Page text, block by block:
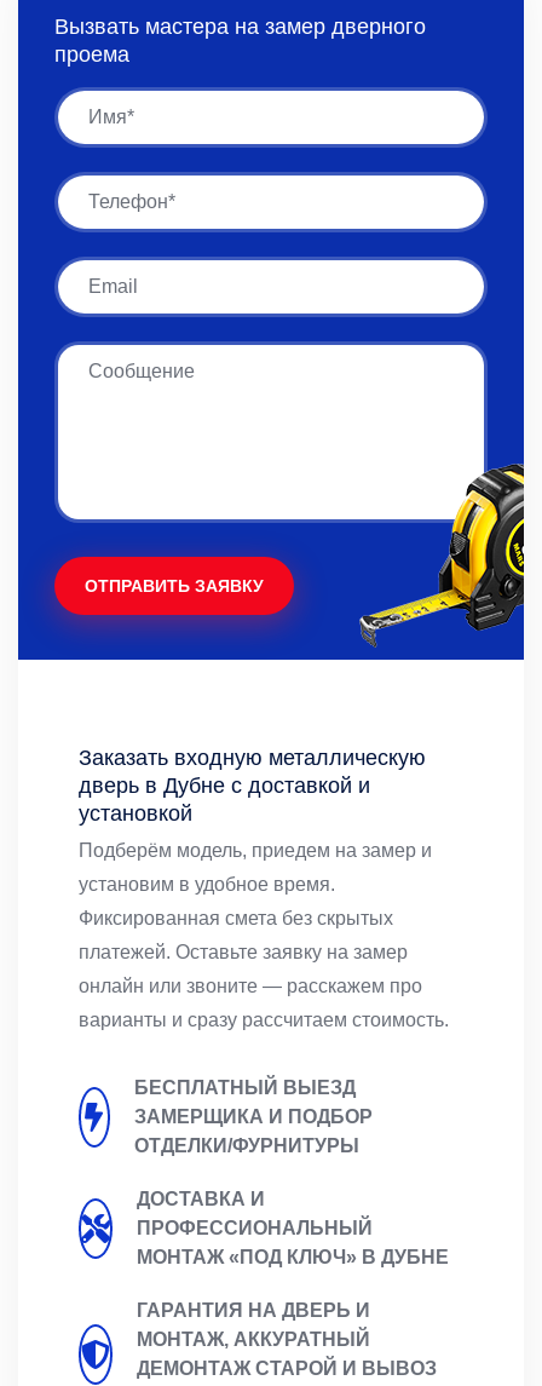
Заказать входную металлическую
дверь в Дубне с доставкой и
установкой
Подберём модель, приедем на замер и
установим в удобное время.
Фиксированная смета без скрытых
платежей. Оставьте заявку на замер
онлайн или звоните — расскажем про
варианты и сразу рассчитаем стоимость.
БЕСПЛАТНЫЙ ВЫЕЗД
ЗАМЕРЩИКА И ПОДБОР
ОТДЕЛКИ/ФУРНИТУРЫ
ДОСТАВКА И
ПРОФЕССИОНАЛЬНЫЙ
МОНТАЖ «ПОД КЛЮЧ» В ДУБНЕ
ГАРАНТИЯ НА ДВЕРЬ И
МОНТАЖ, АККУРАТНЫЙ
ДЕМОНТАЖ СТАРОЙ И ВЫВОЗ
Вызвать мастера на замер дверного
проема
Имя
Имя
Email
Сообщение
ОТПРАВИТЬ ЗАЯВКУ